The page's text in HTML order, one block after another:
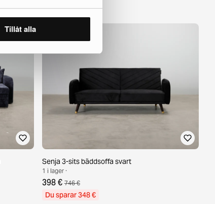
Tillåt alla
Senja 3-sits bäddsoffa svart
1 i lager ·
398 € 746 €
Du sparar 348 €